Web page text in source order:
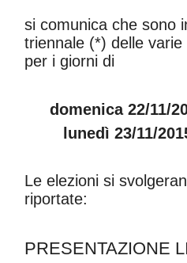
si comunica che sono
triennale (*) delle varie
per i giorni di
domenica 22/11/
lunedì 23/11/
Le elezioni si
riportate:
PRESENTAZIONE